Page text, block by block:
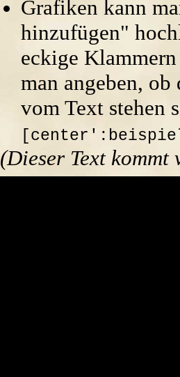
Grafiken kann
hinzufügen"
eckige
man angeben,
vom Text stehen
(Dieser Text kommt